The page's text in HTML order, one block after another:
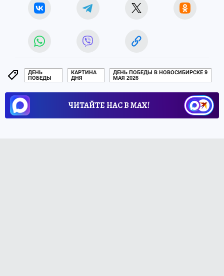
ДЕНЬ
ПОБЕДЫ
КАРТИНА
ДНЯ
ДЕНЬ ПОБЕДЫ В НОВОСИБИРСКЕ 9
МАЯ 2026
ЧИТАЙТЕ НАС В МАХ!